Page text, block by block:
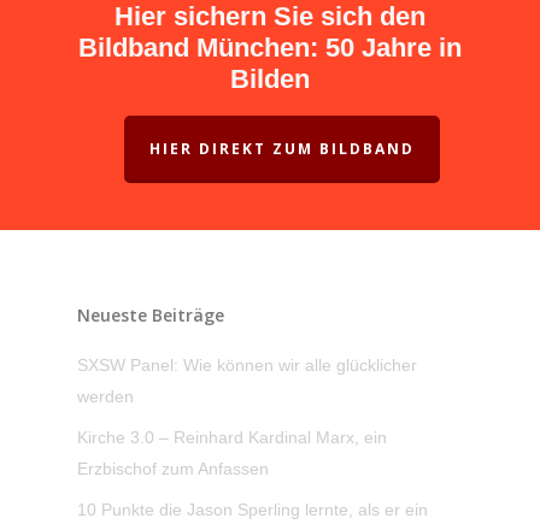
Hier sichern Sie sich den
Bildband München: 50 Jahre in
Bilden
HIER DIREKT ZUM BILDBAND
Neueste Beiträge
SXSW Panel: Wie können wir alle glücklicher
werden
Kirche 3.0 – Reinhard Kardinal Marx, ein
Erzbischof zum Anfassen
10 Punkte die Jason Sperling lernte, als er ein